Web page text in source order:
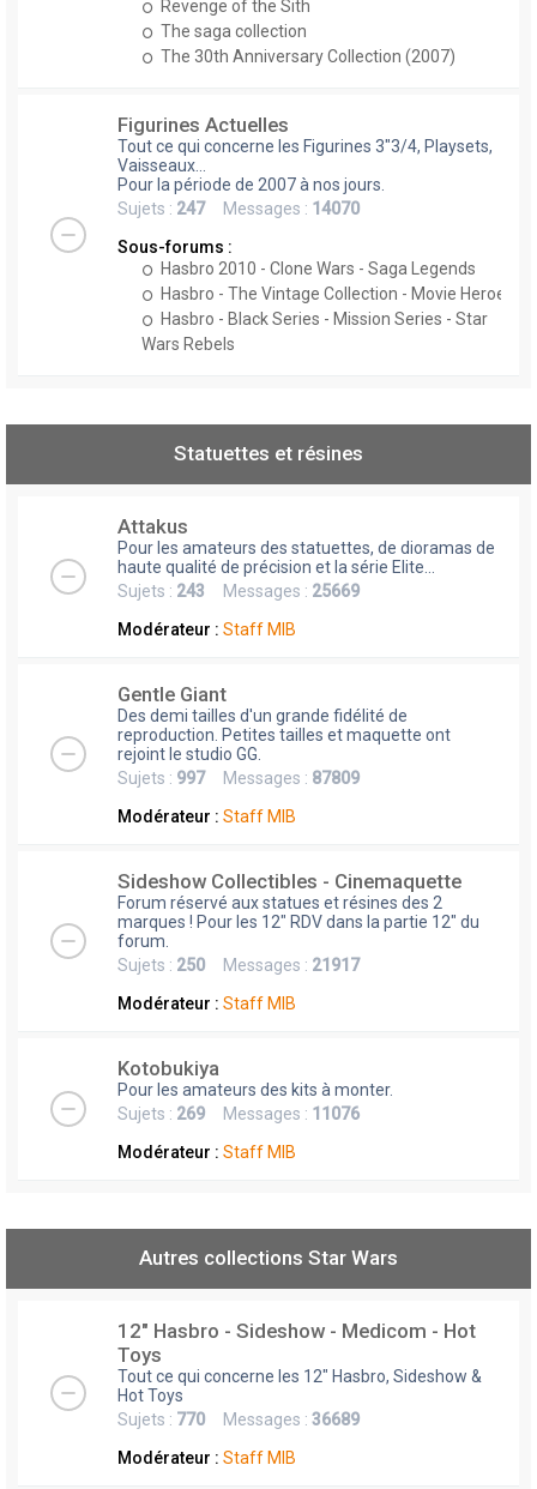
Revenge of the Sith
The saga collection
The 30th Anniversary Collection (2007)
Figurines Actuelles
Tout ce qui concerne les Figurines 3"3/4, Playsets,
Vaisseaux...
Pour la période de 2007 à nos jours.
Sujets : 247Messages : 14070
Sous-forums :
Hasbro 2010 - Clone Wars - Saga Legends
Hasbro - The Vintage Collection - Movie Heroes
Hasbro - Black Series - Mission Series - Star
Wars Rebels
Statuettes et résines
Attakus
Pour les amateurs des statuettes, de dioramas de
haute qualité de précision et la série Elite...
Sujets : 243 Messages : 25669
Modérateur : Staff MIB
Gentle Giant
Des demi tailles d'un grande fidélité de
reproduction. Petites tailles et maquette ont
rejoint le studio GG.
Sujets : 997Messages : 87809
Modérateur : Staff MIB
Sideshow Collectibles - Cinemaquette
Forum réservé aux statues et résines des 2
marques ! Pour les 12" RDV dans la partie 12" du
forum.
Sujets : 250 Messages : 21917
Modérateur : Staff MIB
Kotobukiya
Pour les amateurs des kits à monter.
Sujets : 269 Messages : 11076
Modérateur : Staff MIB
Autres collections Star Wars
12" Hasbro - Sideshow - Medicom - Hot
Toys
Tout ce qui concerne les 12" Hasbro, Sideshow &
Hot Toys
Sujets : 770 Messages : 36689
Modérateur : Staff MIB